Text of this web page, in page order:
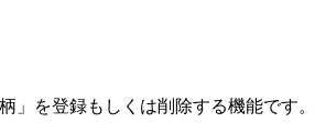
」を登録もしくは削除する機能です。